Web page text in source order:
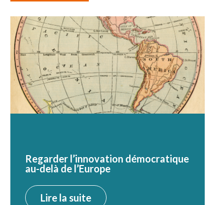
Regarder l’innovation démocratique
au-delà de l’Europe
Lire la suite